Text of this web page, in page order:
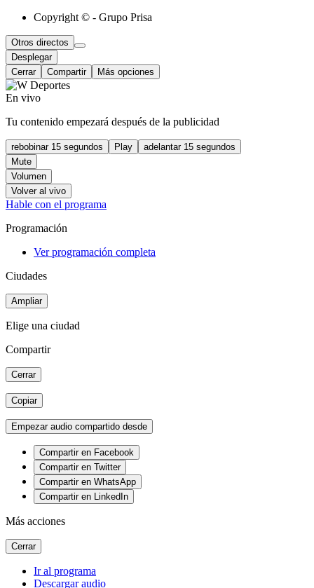
Copyright © - Grupo Prisa
Otros directos
Desplegar
Cerrar
Compartir Más opciones
En vivo
Tu contenido empezará después de la publicidad
rebobinar 15 segundos Play
adelantar 15 segundos
Mute
Volumen
Volver al vivo
Hable con el programa
Programación
Ver programación completa
Ciudades
Ampliar
Elige una ciudad
Compartir
Cerrar
Copiar
Empezar audio compartido desde
Compartir en Facebook
Compartir en Twitter
Compartir en WhatsApp
Compartir en LinkedIn
Más acciones
Cerrar
Ir al programa
Descargar audio